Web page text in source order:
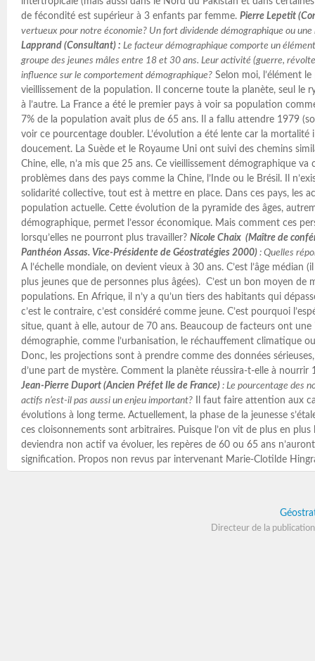
de fécondité est supérieur à 3 enfants par femme. Pierre Lepetit
vertueux pour notre économie? Un fort dividende démographique ou une
Lapprand (Consultant) : Le facteur démographique comporte un
groupe des jeunes mâles entre 18 et 30 ans. Leur activité (guerre,
influence sur le comportement démographique? Selon moi, l’élément
vieillissement de la population. Il concerne toute la planète, seul le
à l’autre. La France a été le premier pays à voir sa population
7% de la population avait plus de 65 ans. Il a fallu attendre 1979
voir ce pourcentage doubler. L’évolution a été lente car la mortalité
doucement. La Suède et le Royaume Uni ont suivi des chemins
Chine, elle, n’a mis que 25 ans. Ce vieillissement démographique va
problèmes dans des pays comme la Chine, l’Inde ou le Brésil. Il
solidarité collective, tout est à mettre en place. Dans ces pays, les
population actuelle. Cette évolution de la pyramide des âges,
démographique, permet l’essor économique. Mais comment ces
lorsqu’elles ne pourront plus travailler? Nicole Chaix (Maître de
Panthéon Assas. Vice-Présidente de Géostratégies 2000) : Quelles
A l’échelle mondiale, on devient vieux à 30 ans. C’est l’âge médian
plus jeunes que de personnes plus âgées). C’est un bon moyen de
populations. En Afrique, il n’y a qu’un tiers des habitants qui
c’est le contraire, c’est considéré comme jeune. C’est pourquoi
situe, quant à elle, autour de 70 ans. Beaucoup de facteurs ont une
démographie, comme l’urbanisation, le réchauffement climatique
Donc, les projections sont à prendre comme des données
d’une part de mystère. Comment la planète réussira-t-elle à nourrir
Jean-Pierre Duport (Ancien Préfet Ile de France) : Le pourcentage des
actifs n’est-il pas aussi un enjeu important? Il faut faire attention aux
évolutions à long terme. Actuellement, la phase de la jeunesse
ces cloisonnements sont arbitraires. Puisque l’on vit de plus en plus
deviendra non actif va évoluer, les repères de 60 ou 65 ans
signification. Propos non revus par intervenant Marie-Clotilde
Directeur de la